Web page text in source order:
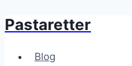
Fortsæt
indhold
Pastaretter
Blog